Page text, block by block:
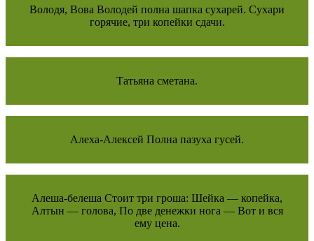
Володя, Вова Володей полна шапка сухарей. Сухари
горячие, три копейки сдачи.
Татьяна сметана.
Алеха-Алексей Полна пазуха гусей.
Алеша-белеша Стоит три гроша: Шейка — копейка,
Алтын — голова, По две денежки нога — Вот и вся
ему цена.